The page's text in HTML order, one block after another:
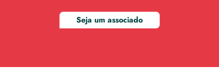
Seja um associado